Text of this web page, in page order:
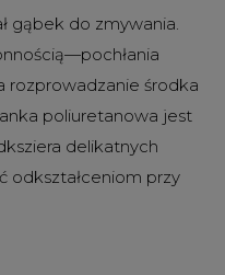
gąbek do zmywania.
rozprowadzanie środka
poliuretanowa jest
delikatnych
odkształceniom przy